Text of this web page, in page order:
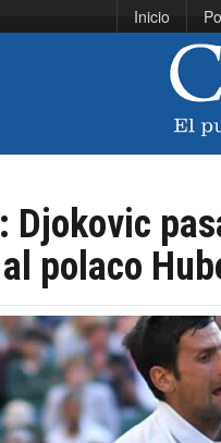
Inicio
Djokovic
polaco